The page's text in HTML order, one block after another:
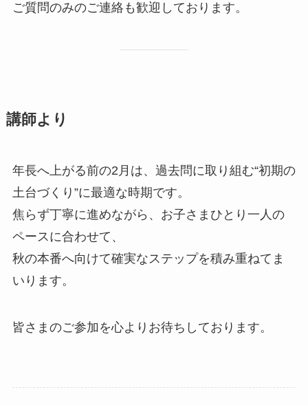
ご質問のみのご連絡も歓迎しております。
講師より
年長へ上がる前の2月は、過去問に取り組む“初期の
土台づくり”に最適な時期です。
焦らず丁寧に進めながら、お子さまひとり一人の
ペースに合わせて、
秋の本番へ向けて確実なステップを積み重ねてま
いります。
皆さまのご参加を心よりお待ちしております。